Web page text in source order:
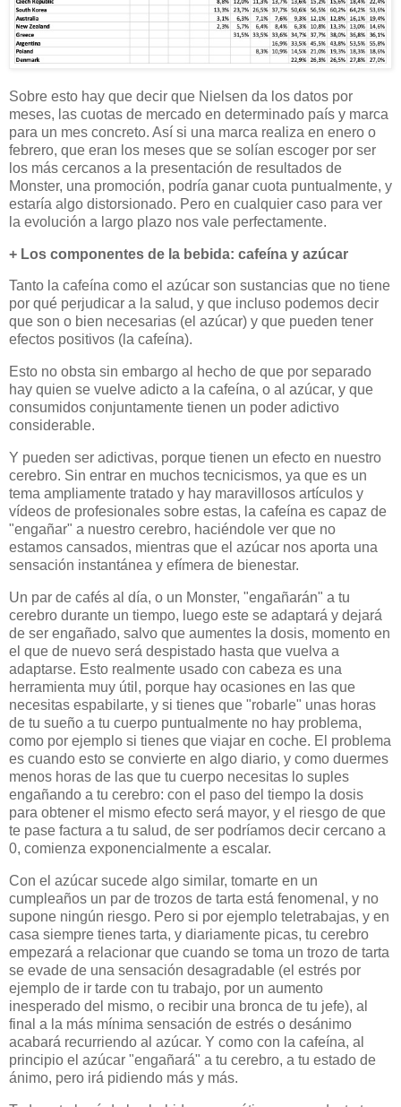
Sobre esto hay que decir que Nielsen da los datos por
meses, las cuotas de mercado en determinado país y marca
para un mes concreto. Así si una marca realiza en enero o
febrero, que eran los meses que se solían escoger por ser
los más cercanos a la presentación de resultados de
Monster, una promoción, podría ganar cuota puntualmente, y
estaría algo distorsionado. Pero en cualquier caso para ver
la evolución a largo plazo nos vale perfectamente.
+ Los componentes de la bebida: cafeína y azúcar
Tanto la cafeína como el azúcar son sustancias que no tiene
por qué perjudicar a la salud, y que incluso podemos decir
que son o bien necesarias (el azúcar) y que pueden tener
efectos positivos (la cafeína).
Esto no obsta sin embargo al hecho de que por separado
hay quien se vuelve adicto a la cafeína, o al azúcar, y que
consumidos conjuntamente tienen un poder adictivo
considerable.
Y pueden ser adictivas, porque tienen un efecto en nuestro
cerebro. Sin entrar en muchos tecnicismos, ya que es un
tema ampliamente tratado y hay maravillosos artículos y
vídeos de profesionales sobre estas, la cafeína es capaz de
"engañar" a nuestro cerebro, haciéndole ver que no
estamos cansados, mientras que el azúcar nos aporta una
sensación instantánea y efímera de bienestar.
Un par de cafés al día, o un Monster, "engañarán" a tu
cerebro durante un tiempo, luego este se adaptará y dejará
de ser engañado, salvo que aumentes la dosis, momento en
el que de nuevo será despistado hasta que vuelva a
adaptarse. Esto realmente usado con cabeza es una
herramienta muy útil, porque hay ocasiones en las que
necesitas espabilarte, y si tienes que "robarle" unas horas
de tu sueño a tu cuerpo puntualmente no hay problema,
como por ejemplo si tienes que viajar en coche. El problema
es cuando esto se convierte en algo diario, y como duermes
menos horas de las que tu cuerpo necesitas lo suples
engañando a tu cerebro: con el paso del tiempo la dosis
para obtener el mismo efecto será mayor, y el riesgo de que
te pase factura a tu salud, de ser podríamos decir cercano a
0, comienza exponencialmente a escalar.
Con el azúcar sucede algo similar, tomarte en un
cumpleaños un par de trozos de tarta está fenomenal, y no
supone ningún riesgo. Pero si por ejemplo teletrabajas, y en
casa siempre tienes tarta, y diariamente picas, tu cerebro
empezará a relacionar que cuando se toma un trozo de tarta
se evade de una sensación desagradable (el estrés por
ejemplo de ir tarde con tu trabajo, por un aumento
inesperado del mismo, o recibir una bronca de tu jefe), al
final a la más mínima sensación de estrés o desánimo
acabará recurriendo al azúcar. Y como con la cafeína, al
principio el azúcar "engañará" a tu cerebro, a tu estado de
ánimo, pero irá pidiendo más y más.